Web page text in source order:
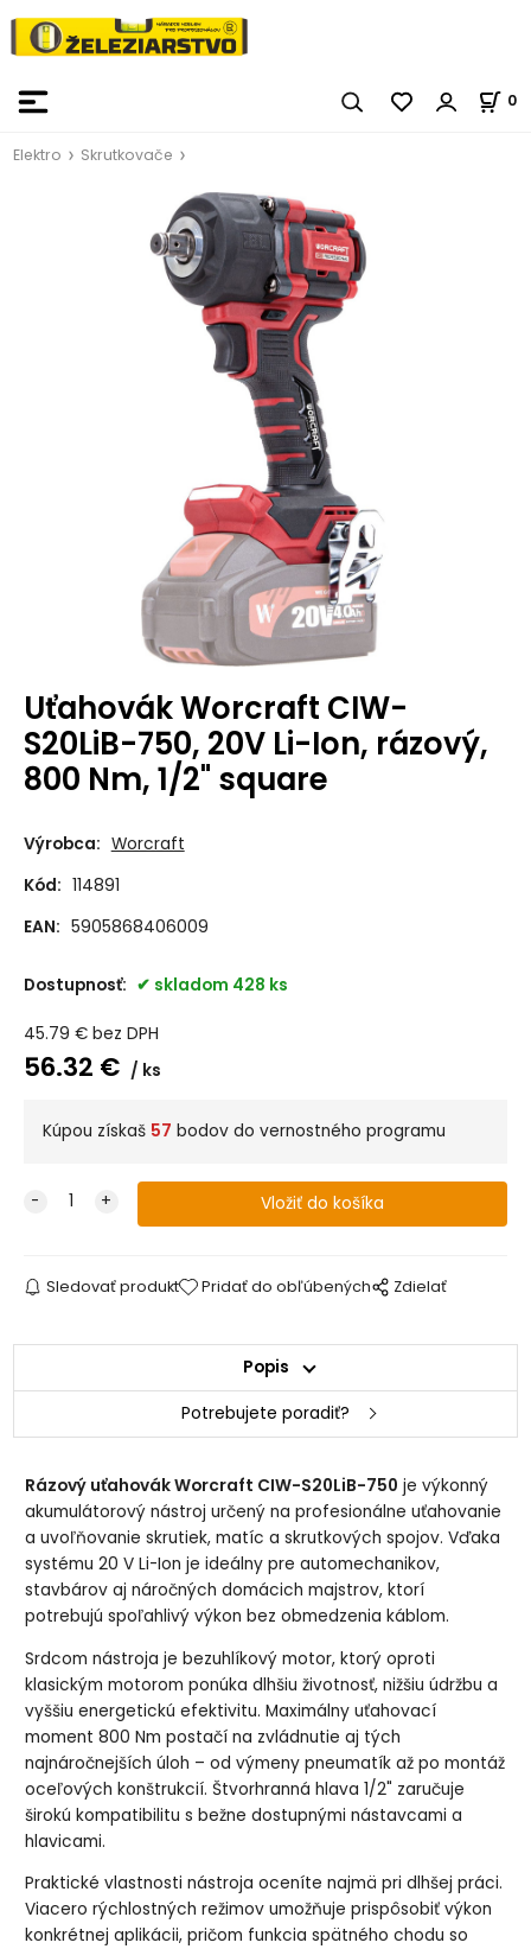
0
Elektro Skrutkovače
Uťahovák Worcraft CIW-
S20LiB-750, 20V Li-Ion, rázový,
800 Nm, 1/2" square
Výrobca: Worcraft
Kód: 114891
EAN: 5905868406009
Dostupnosť: skladom 428 ks
45.79 € bez DPH
56.32 € ks
Kúpou získaš 57 bodov do vernostného programu
Sledovať produkt Pridať do obľúbených Zdielať
Popis
Potrebujete poradiť?
Rázový uťahovák Worcraft CIW-S20LiB-750 je výkonný
akumulátorový nástroj určený na profesionálne uťahovanie
a uvoľňovanie skrutiek, matíc a skrutkových spojov. Vďaka
systému 20 V Li-Ion je ideálny pre automechanikov,
stavbárov aj náročných domácich majstrov, ktorí
potrebujú spoľahlivý výkon bez obmedzenia káblom.
Srdcom nástroja je bezuhlíkový motor, ktorý oproti
klasickým motorom ponúka dlhšiu životnosť, nižšiu údržbu a
vyššiu energetickú efektivitu. Maximálny uťahovací
moment 800 Nm postačí na zvládnutie aj tých
najnáročnejších úloh – od výmeny pneumatík až po montáž
oceľových konštrukcií. Štvorhranná hlava 1/2" zaručuje
širokú kompatibilitu s bežne dostupnými nástavcami a
hlavicami.
Praktické vlastnosti nástroja oceníte najmä pri dlhšej práci.
Viacero rýchlostných režimov umožňuje prispôsobiť výkon
konkrétnej aplikácii, pričom funkcia spätného chodu so